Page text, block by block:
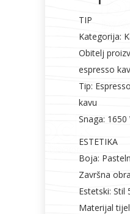
TIP
Kategorija:
Obitelj
espresso
Tip:
kavu
Snaga: 1650
ESTETIKA
Boja:
Završna
Estetski: Stil
Materijal